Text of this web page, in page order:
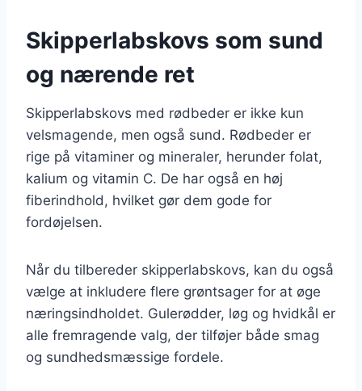
Skipperlabskovs som sund
og nærende ret
Skipperlabskovs med rødbeder er ikke kun
velsmagende, men også sund. Rødbeder er
rige på vitaminer og mineraler, herunder folat,
kalium og vitamin C. De har også en høj
fiberindhold, hvilket gør dem gode for
fordøjelsen.
Når du tilbereder skipperlabskovs, kan du også
vælge at inkludere flere grøntsager for at øge
næringsindholdet. Gulerødder, løg og hvidkål er
alle fremragende valg, der tilføjer både smag
og sundhedsmæssige fordele.